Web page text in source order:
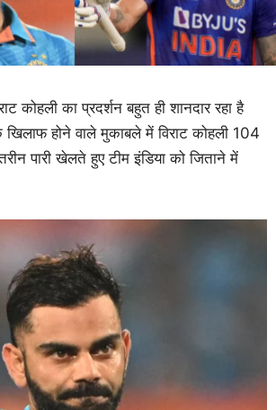
कोहली का प्रदर्शन बहुत ही शानदार रहा है
खिलाफ होने वाले मुकाबले में विराट कोहली 104
पारी खेलते हुए टीम इंडिया को जिताने में